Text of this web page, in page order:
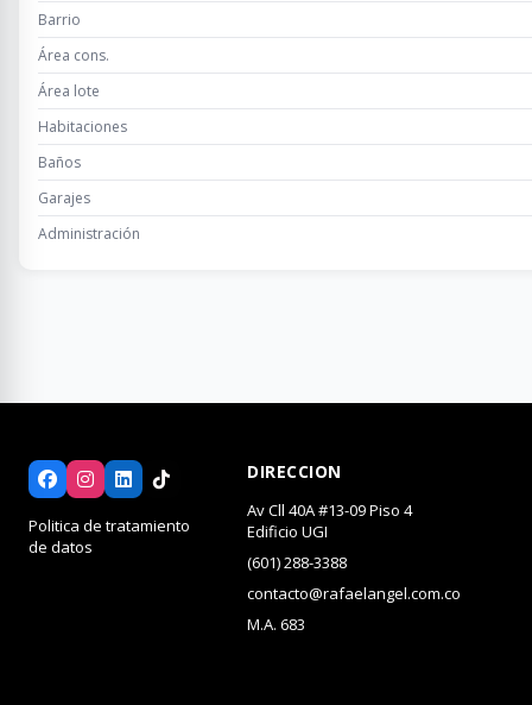
Barrio
Área cons.
Área lote
Habitaciones
Baños
Garajes
Administración
Politica de tratamiento
de datos
DIRECCION
Av Cll 40A #13-09 Piso 4
Edificio UGI
(601) 288-3388
contacto@rafaelangel.com.co
M.A. 683